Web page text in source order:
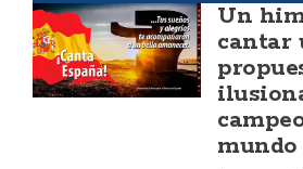
Un
cantar
mundo